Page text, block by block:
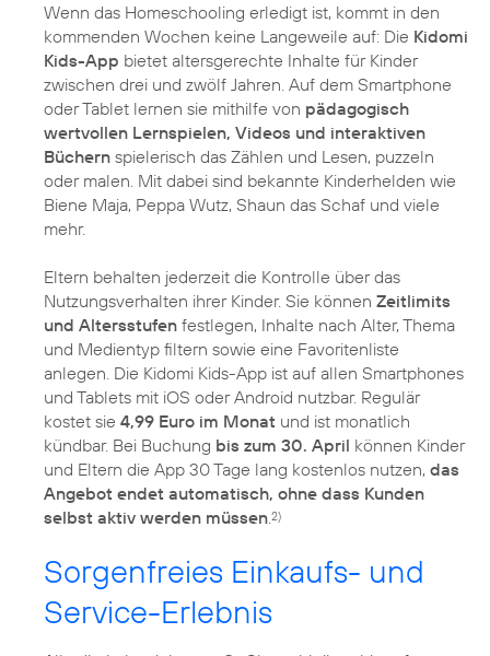
Wenn das Homeschooling erledigt ist, kommt in den
kommenden Wochen keine Langeweile auf: Die Kidomi
Kids-App bietet altersgerechte Inhalte für Kinder
zwischen drei und zwölf Jahren. Auf dem Smartphone
oder Tablet lernen sie mithilfe von pädagogisch
wertvollen Lernspielen, Videos und interaktiven
Büchern spielerisch das Zählen und Lesen, puzzeln
oder malen. Mit dabei sind bekannte Kinderhelden wie
Biene Maja, Peppa Wutz, Shaun das Schaf und viele
mehr.
Eltern behalten jederzeit die Kontrolle über das
Nutzungsverhalten ihrer Kinder. Sie können Zeitlimits
und Altersstufen festlegen, Inhalte nach Alter, Thema
und Medientyp filtern sowie eine Favoritenliste
anlegen. Die Kidomi Kids-App ist auf allen Smartphones
und Tablets mit iOS oder Android nutzbar. Regulär
kostet sie 4,99 Euro im Monat und ist monatlich
kündbar. Bei Buchung bis zum 30. April können Kinder
und Eltern die App 30 Tage lang kostenlos nutzen, das
Angebot endet automatisch, ohne dass Kunden
selbst aktiv werden müssen.2)
Sorgenfreies Einkaufs- und
Service-Erlebnis